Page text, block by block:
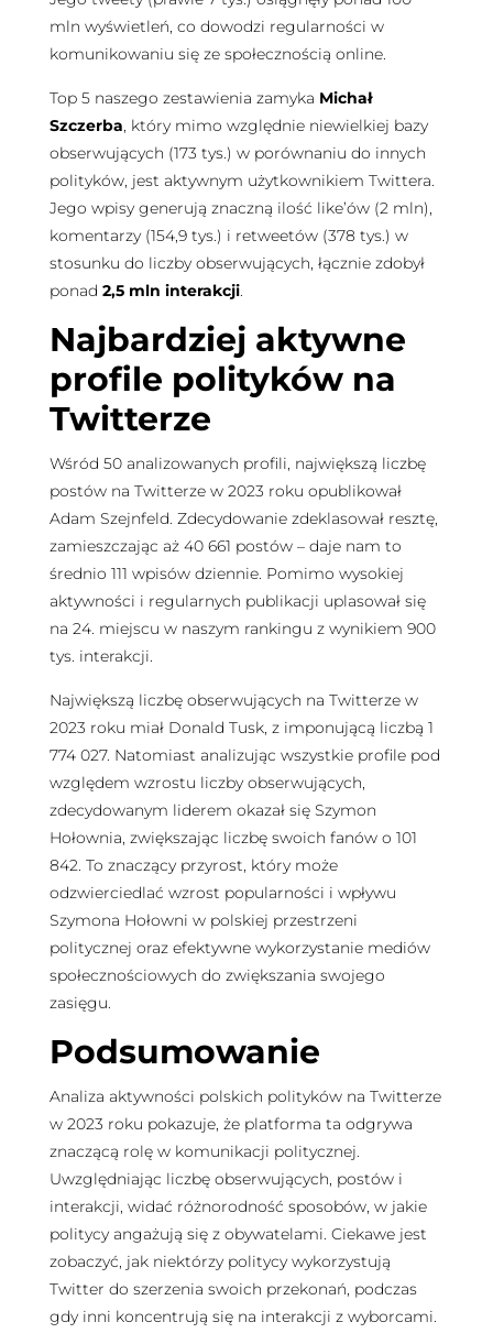
mln wyświetleń, co dowodzi regularności w
komunikowaniu się ze społecznością online.
Top 5 naszego zestawienia zamyka Michał
Szczerba, który mimo względnie niewielkiej bazy
obserwujących (173 tys.) w porównaniu do innych
polityków, jest aktywnym użytkownikiem Twittera.
Jego wpisy generują znaczną ilość like’ów (2 mln),
komentarzy (154,9 tys.) i retweetów (378 tys.) w
stosunku do liczby obserwujących, łącznie zdobył
ponad 2,5 mln interakcji.
Najbardziej aktywne
profile polityków na
Twitterze
Wśród 50 analizowanych profili, największą liczbę
postów na Twitterze w 2023 roku opublikował
Adam Szejnfeld. Zdecydowanie zdeklasował resztę,
zamieszczając aż 40 661 postów – daje nam to
średnio 111 wpisów dziennie. Pomimo wysokiej
aktywności i regularnych publikacji uplasował się
na 24. miejscu w naszym rankingu z wynikiem 900
tys. interakcji.
Największą liczbę obserwujących na Twitterze w
2023 roku miał Donald Tusk, z imponującą liczbą 1
774 027. Natomiast analizując wszystkie profile pod
względem wzrostu liczby obserwujących,
zdecydowanym liderem okazał się Szymon
Hołownia, zwiększając liczbę swoich fanów o 101
842. To znaczący przyrost, który może
odzwierciedlać wzrost popularności i wpływu
Szymona Hołowni w polskiej przestrzeni
politycznej oraz efektywne wykorzystanie mediów
społecznościowych do zwiększania swojego
zasięgu.
Podsumowanie
Analiza aktywności polskich polityków na Twitterze
w 2023 roku pokazuje, że platforma ta odgrywa
znaczącą rolę w komunikacji politycznej.
Uwzględniając liczbę obserwujących, postów i
interakcji, widać różnorodność sposobów, w jakie
politycy angażują się z obywatelami. Ciekawe jest
zobaczyć, jak niektórzy politycy wykorzystują
Twitter do szerzenia swoich przekonań, podczas
gdy inni koncentrują się na interakcji z wyborcami.